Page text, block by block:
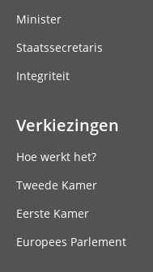
Minister
Staatssecretaris
Integriteit
Verkiezingen
Hoe werkt het?
Tweede Kamer
Eerste Kamer
Europees Parlement